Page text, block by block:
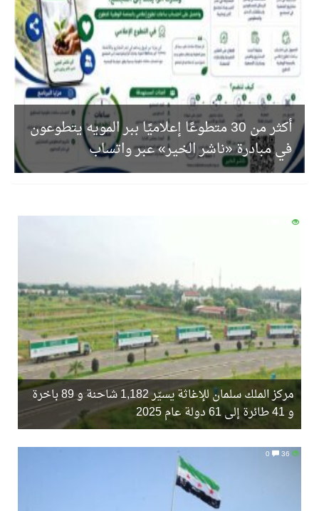
تنافس قوي بين كبرى الإسطبلات في ثاني أسابيع موسم سباقات الرياض
سيل الخير يروي ملاعب الكوكب
كأس العالم للرياضات الإلكترونية شاهد على ريادة المملكة والنهضة الشاملة فيها
المنتخب السعودي ينافس (64) دولة في أولمبياد الفلك والفيزياء الفلكية الدولي بالهند
أكثر من 30 متطوعًا إعلاميًا ببر المويه يتطوعون
في مبادرة «ناشر الخير» عبر واتساب
27
مركز الملك سلمان للإغاثة يسيّر 1,182 شاحنة و 89 باخرة
و 41 طائرة إلى 61 دولة عام 2025